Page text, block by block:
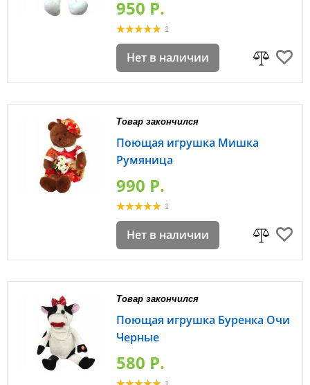
950 P.
1
Нет в наличии
Товар закончился
Поющая игрушка Мишка
Румяница
990 P.
1
Нет в наличии
Товар закончился
Поющая игрушка Буренка Очи
Черные
580 P.